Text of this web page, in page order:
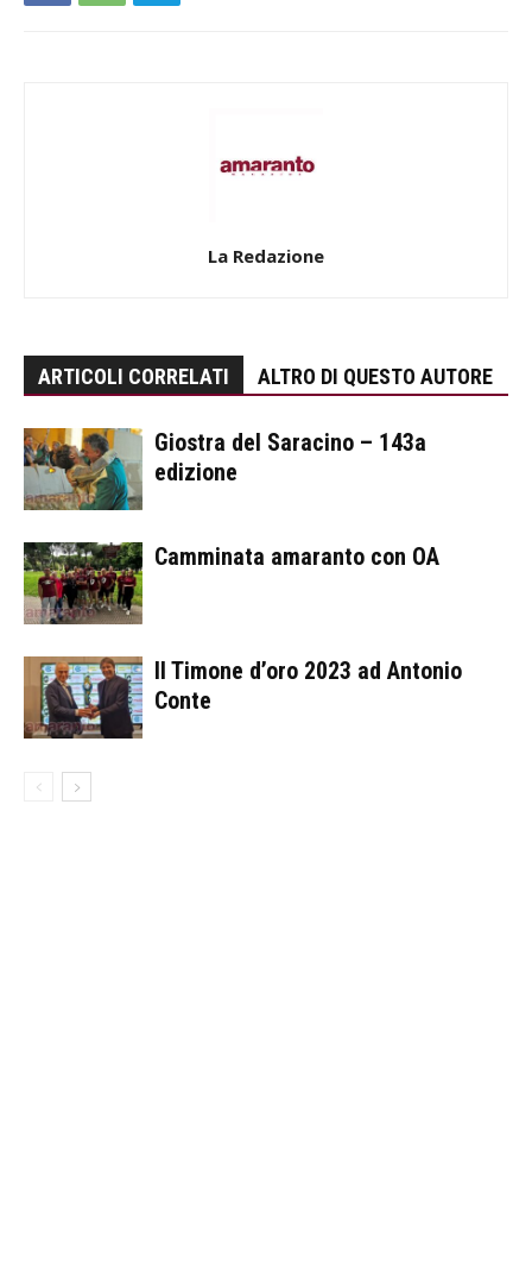
La Redazione
ARTICOLI CORRELATI ALTRO DI QUESTO AUTORE
Giostra del Saracino – 143a
edizione
Camminata amaranto con OA
Il Timone d’oro 2023 ad Antonio
Conte